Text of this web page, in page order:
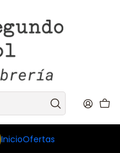
InicioOfertas